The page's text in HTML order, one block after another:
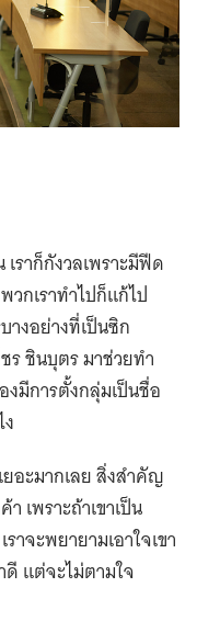
ราก็กังวลเพราะมีฟีด
วกเราทำไปก็แก้ไป
างอย่างที่เป็นซิก
ร ชินบุตร มาช่วยทำ
มีการตั้งกลุ่มเป็นชื่อ
ยอะมากเลย สิ่งสำคัญ
เพราะถ้าเขาเป็น
าจะพยายามเอาใจเขา
ดี แต่จะไม่ตามใจ